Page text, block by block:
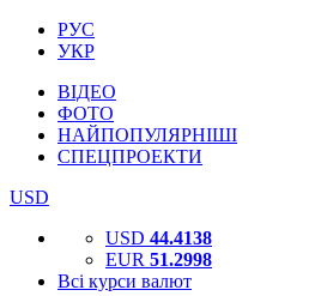
РУС
УКР
ВІДЕО
ФОТО
НАЙПОПУЛЯРНІШІ
СПЕЦПРОЕКТИ
USD
USD 44.4138
EUR 51.2998
Всі курси валют